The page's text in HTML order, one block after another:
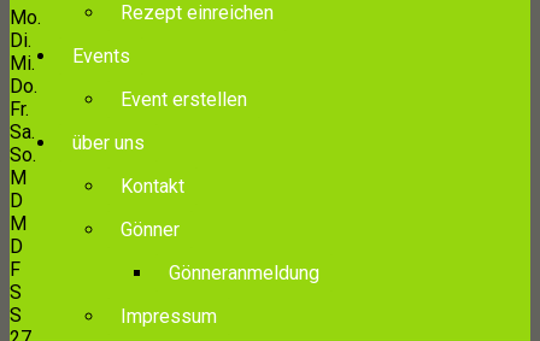
Rezept einreichen
Events
Event erstellen
über uns
Kontakt
Gönner
Gönneranmeldung
Impressum
Mo.
Di.
Mi.
Do.
Fr.
Sa.
So.
M
D
M
D
F
S
S